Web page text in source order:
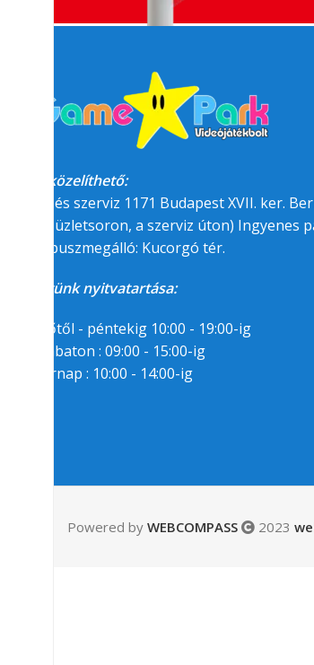
Segítségre van
06/30/94-22-55-8
Messenger
Megközelíthető:
üzlet és szerviz 1171 Budapest XVII. ker.
felőli üzletsoron, a szerviz úton) Ingyenes
BKK buszmegálló: Kucorgó tér.
Üzletünk nyitvatartása:
Hétfőtől - péntekig 10:00 - 19:00-ig
Szombaton : 09:00 - 15:00-ig
Vasárnap : 10:00 - 14:00-ig
Powered by WEBCOMPASS 2023